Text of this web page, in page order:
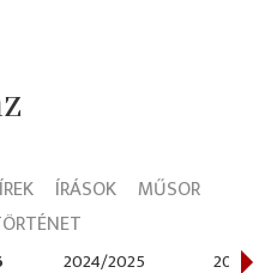
ÍRÁSOK
MŰSOR
2024/2025 2023/